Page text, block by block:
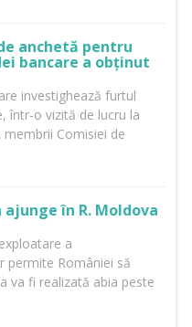
anchetă pentru
bancare a obținut
investighează furtul
într-o vizită de lucru la
membrii Comisiei de
în R. Moldova
a
permite României să
va fi realizată abia peste